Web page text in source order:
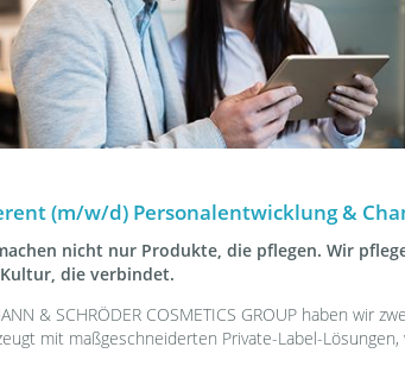
(m/w/d) Personalentwicklung &
nicht nur Produkte, die pflegen. Wir
die verbindet.
& SCHRÖDER COSMETICS GROUP haben wir
mit maßgeschneiderten Private-Label-